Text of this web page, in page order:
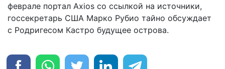
феврале портал Axios со ссылкой на источники,
госсекретарь США Марко Рубио тайно обсуждает
с Родригесом Кастро будущее острова.